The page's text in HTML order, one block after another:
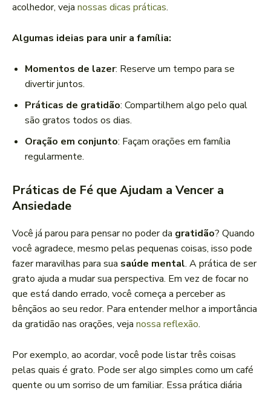
acolhedor, veja nossas dicas práticas.
Algumas ideias para unir a família:
Momentos de lazer: Reserve um tempo para se
divertir juntos.
Práticas de gratidão: Compartilhem algo pelo qual
são gratos todos os dias.
Oração em conjunto: Façam orações em família
regularmente.
Práticas de Fé que Ajudam a Vencer a
Ansiedade
Você já parou para pensar no poder da gratidão? Quando
você agradece, mesmo pelas pequenas coisas, isso pode
fazer maravilhas para sua saúde mental. A prática de ser
grato ajuda a mudar sua perspectiva. Em vez de focar no
que está dando errado, você começa a perceber as
bênçãos ao seu redor. Para entender melhor a importância
da gratidão nas orações, veja nossa reflexão.
Por exemplo, ao acordar, você pode listar três coisas
pelas quais é grato. Pode ser algo simples como um café
quente ou um sorriso de um familiar. Essa prática diária